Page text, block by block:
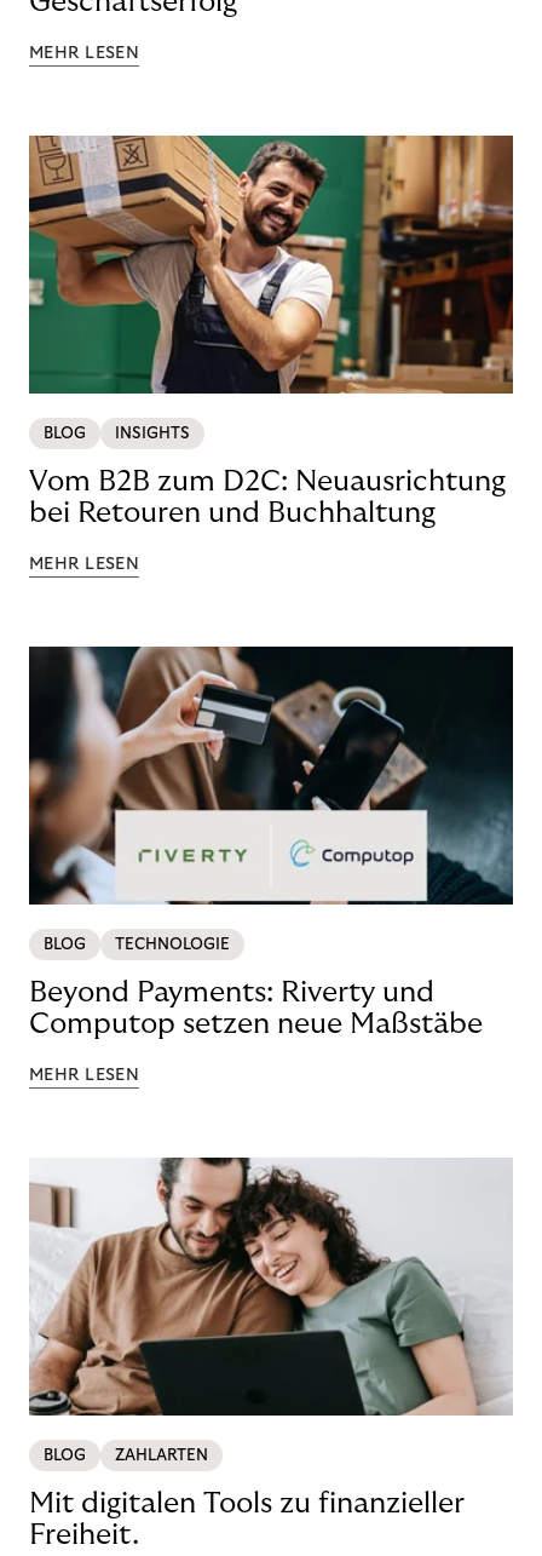
MEHR LESEN
BLOG INSIGHTS
Vom B2B zum D2C: Neuausrichtung
bei Retouren und Buchhaltung
MEHR LESEN
BLOG TECHNOLOGIE
Beyond Payments: Riverty und
Computop setzen neue Maßstäbe
MEHR LESEN
BLOG ZAHLARTEN
Mit digitalen Tools zu finanzieller
Freiheit.